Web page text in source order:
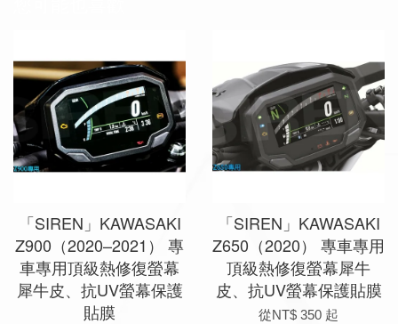
「SIREN」KAWASAKI
Z900（2020–2021） 專
車專用頂級熱修復螢幕
犀牛皮、抗UV螢幕保護
貼膜
「SIREN」KAWASAKI
Z650（2020） 專車專用
頂級熱修復螢幕犀牛
皮、抗UV螢幕保護貼膜
從NT$ 350 起